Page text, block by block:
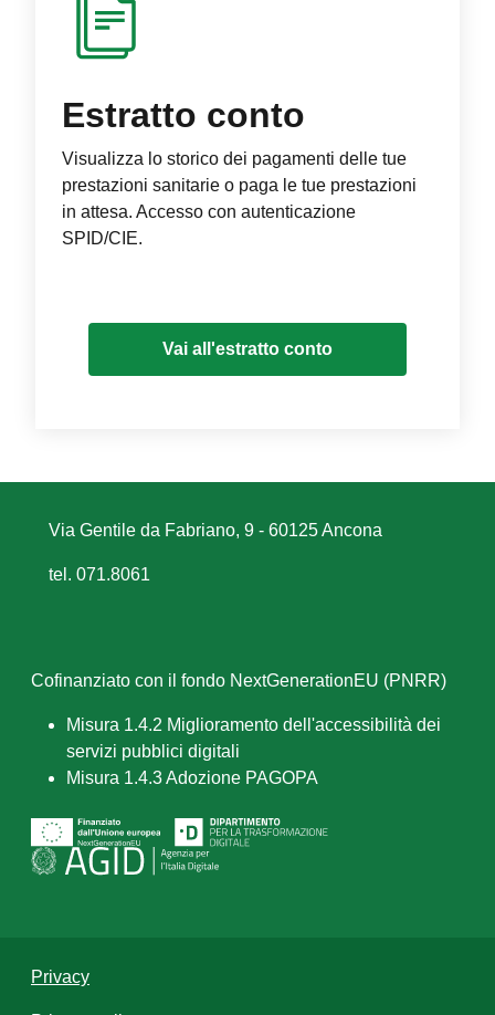
Estratto conto
Visualizza lo storico dei pagamenti delle tue
prestazioni sanitarie o paga le tue prestazioni
in attesa. Accesso con autenticazione
SPID/CIE.
Vai all'estratto conto
Via Gentile da Fabriano, 9 - 60125 Ancona
tel. 071.8061
Cofinanziato con il fondo NextGenerationEU (PNRR)
Misura 1.4.2 Miglioramento dell'accessibilità dei
servizi pubblici digitali
Misura 1.4.3 Adozione PAGOPA
Privacy